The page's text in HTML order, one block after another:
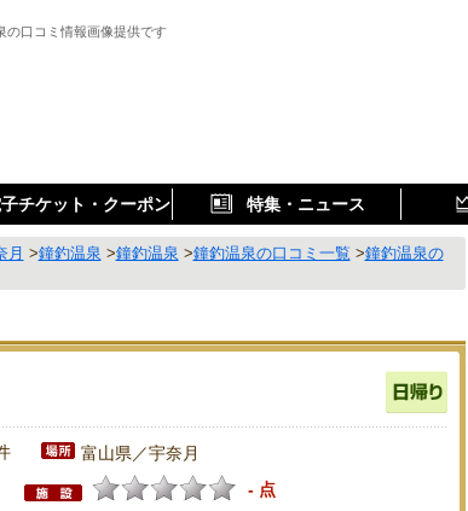
の口コミ情報画像提供です
チケット・クーポン 特集・ニュース
月 >鐘釣温泉 >鐘釣温泉 >鐘釣温泉の口コミ一覧 >鐘釣温泉の
富山県／宇奈月
- 点